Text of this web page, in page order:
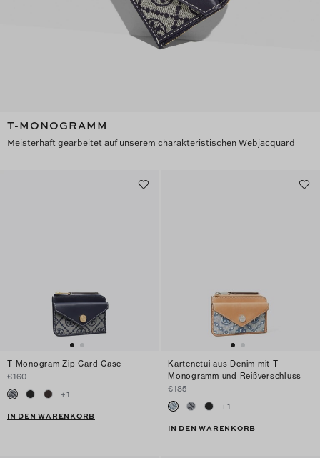
T-MONOGRAMM
Meisterhaft gearbeitet auf unserem charakteristischen Webjacquard
T Monogram Zip Card Case
€160
+1
IN DEN WARENKORB
Kartenetui aus Denim mit T-
Monogramm und Reißverschluss
€185
+1
IN DEN WARENKORB